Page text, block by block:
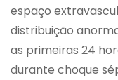
espaço
distribuição
as primeiras 24
durante choque